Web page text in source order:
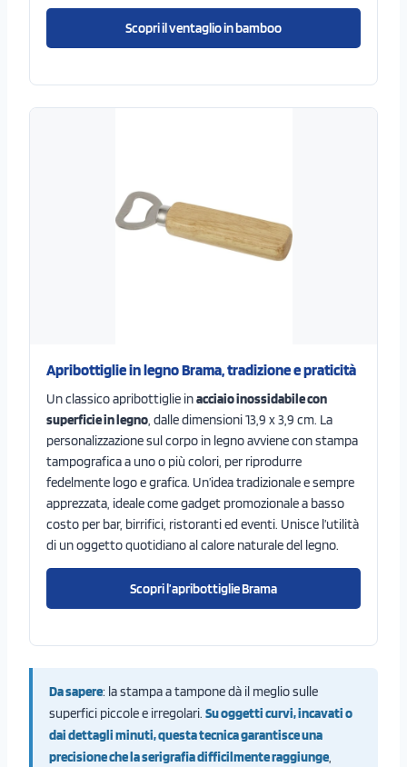
Scopri il ventaglio in bamboo
Apribottiglie in legno Brama, tradizione e praticità
Un classico apribottiglie inacciaio inossidabile con
superficie in legno, dalle dimensioni 13,9 x 3,9 cm. La
personalizzazione sul corpo in legno avviene con stampa
tampografica a uno o più colori, per riprodurre
fedelmente logo e grafica. Un’idea tradizionale e sempre
apprezzata, ideale come gadget promozionale a basso
costo per bar, birrifici, ristoranti ed eventi. Unisce l’utilità
di un oggetto quotidiano al calore naturale del legno.
Scopri l’apribottiglie Brama
Da sapere: la stampa a tampone dà il meglio sulle
superfici piccole e irregolari. Su oggetti curvi, incavati o
dai dettagli minuti, questa tecnica garantisce una
precisione che la serigrafia difficilmente raggiunge,